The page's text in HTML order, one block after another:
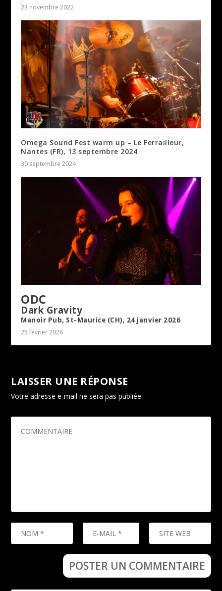
23 novembre 2022
Omega Sound Fest warm up – Le Ferrailleur,
Nantes (FR), 13 septembre 2024
30 septembre 2024
ODC
Dark Gravity
Manoir Pub, St-Maurice (CH), 24 janvier 2026
25 février 2026
LAISSER UNE RÉPONSE
Votre adresse e-mail ne sera pas publiée.
obligatoires sont indiqués avec